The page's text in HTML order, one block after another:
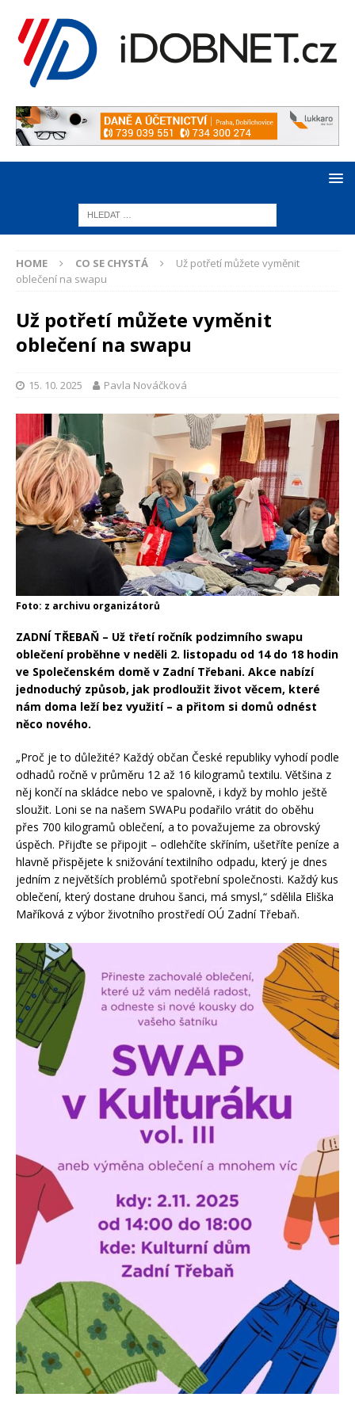
HOME CO SE CHYSTÁ
Už potřetí můžete vyměnit
oblečení na swapu
Už potřetí můžete vyměnit
oblečení na swapu
15. 10. 2025 Pavla Nováčková
Foto: z archivu organizátorů
ZADNÍ TŘEBAŇ – Už třetí ročník podzimního swapu
oblečení proběhne v neděli 2. listopadu od 14 do 18 hodin
ve Společenském domě v Zadní Třebani. Akce nabízí
jednoduchý způsob, jak prodloužit život věcem, které
nám doma leží bez využití – a přitom si domů odnést
něco nového.
„Proč je to důležité? Každý občan České republiky vyhodí podle
odhadů ročně v průměru 12 až 16 kilogramů textilu. Většina z
něj končí na skládce nebo ve spalovně, i když by mohlo ještě
sloužit. Loni se na našem SWAPu podařilo vrátit do oběhu
přes 700 kilogramů oblečení, a to považujeme za obrovský
úspěch. Přijďte se připojit – odlehčíte skříním, ušetříte peníze a
hlavně přispějete k snižování textilního odpadu, který je dnes
jedním z největších problémů spotřební společnosti. Každý kus
oblečení, který dostane druhou šanci, má smysl,“ sdělila Eliška
Maříková z výbor životního prostředí OÚ Zadní Třebaň.